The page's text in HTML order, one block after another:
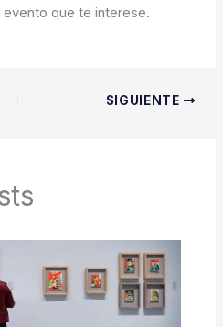
que te interese.
SIGUIENTE